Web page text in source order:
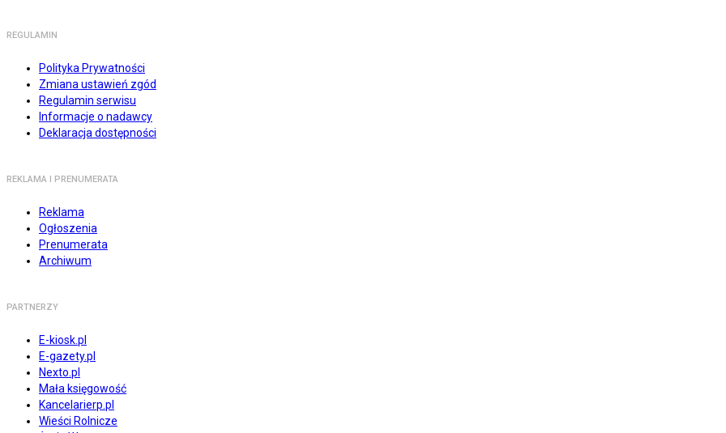
REGULAMIN
Polityka Prywatności
Zmiana ustawień zgód
Regulamin serwisu
Informacje o nadawcy
Deklaracja dostępności
REKLAMA I PRENUMERATA
Reklama
Ogłoszenia
Prenumerata
Archiwum
PARTNERZY
E-kiosk.pl
E-gazety.pl
Nexto.pl
Mała księgowość
Kancelarierp.pl
Wieści Rolnicze